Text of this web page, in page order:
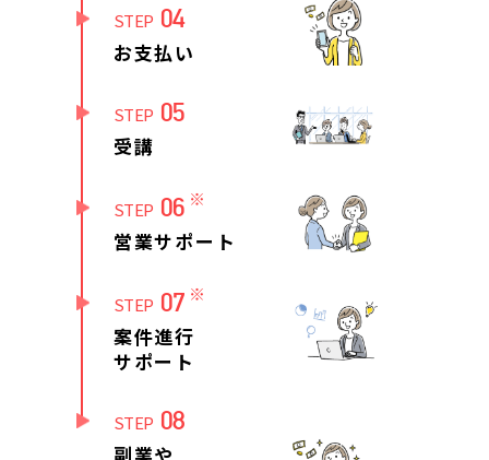
STEP 04
お支払い
STEP 05
受講
STEP 06 ※
営業サポート
STEP 07 ※
案件進行
サポート
STEP 08
副業や